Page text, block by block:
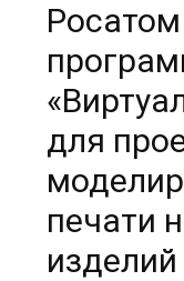
для
печати
изделий